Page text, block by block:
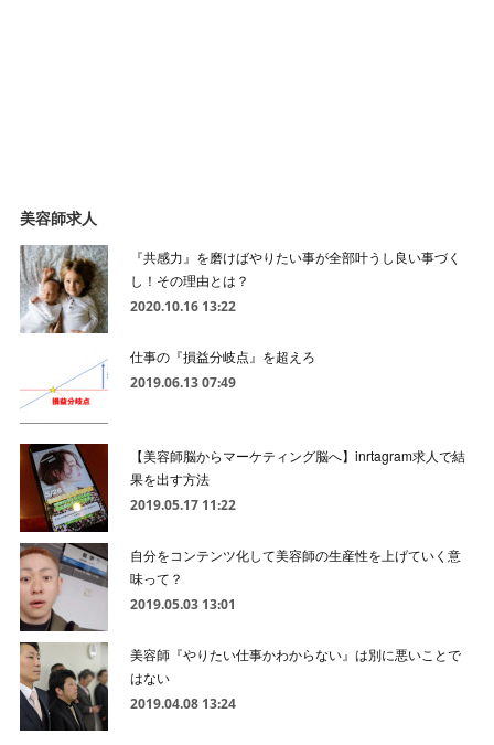
美容師求人
『共感力』を磨けばやりたい事が全部叶うし良い事づく
し！その理由とは？
2020.10.16 13:22
仕事の『損益分岐点』を超えろ
2019.06.13 07:49
【美容師脳からマーケティング脳へ】inrtagram求人で結
果を出す方法
2019.05.17 11:22
自分をコンテンツ化して美容師の生産性を上げていく意
味って？
2019.05.03 13:01
美容師『やりたい仕事かわからない』は別に悪いことで
はない
2019.04.08 13:24